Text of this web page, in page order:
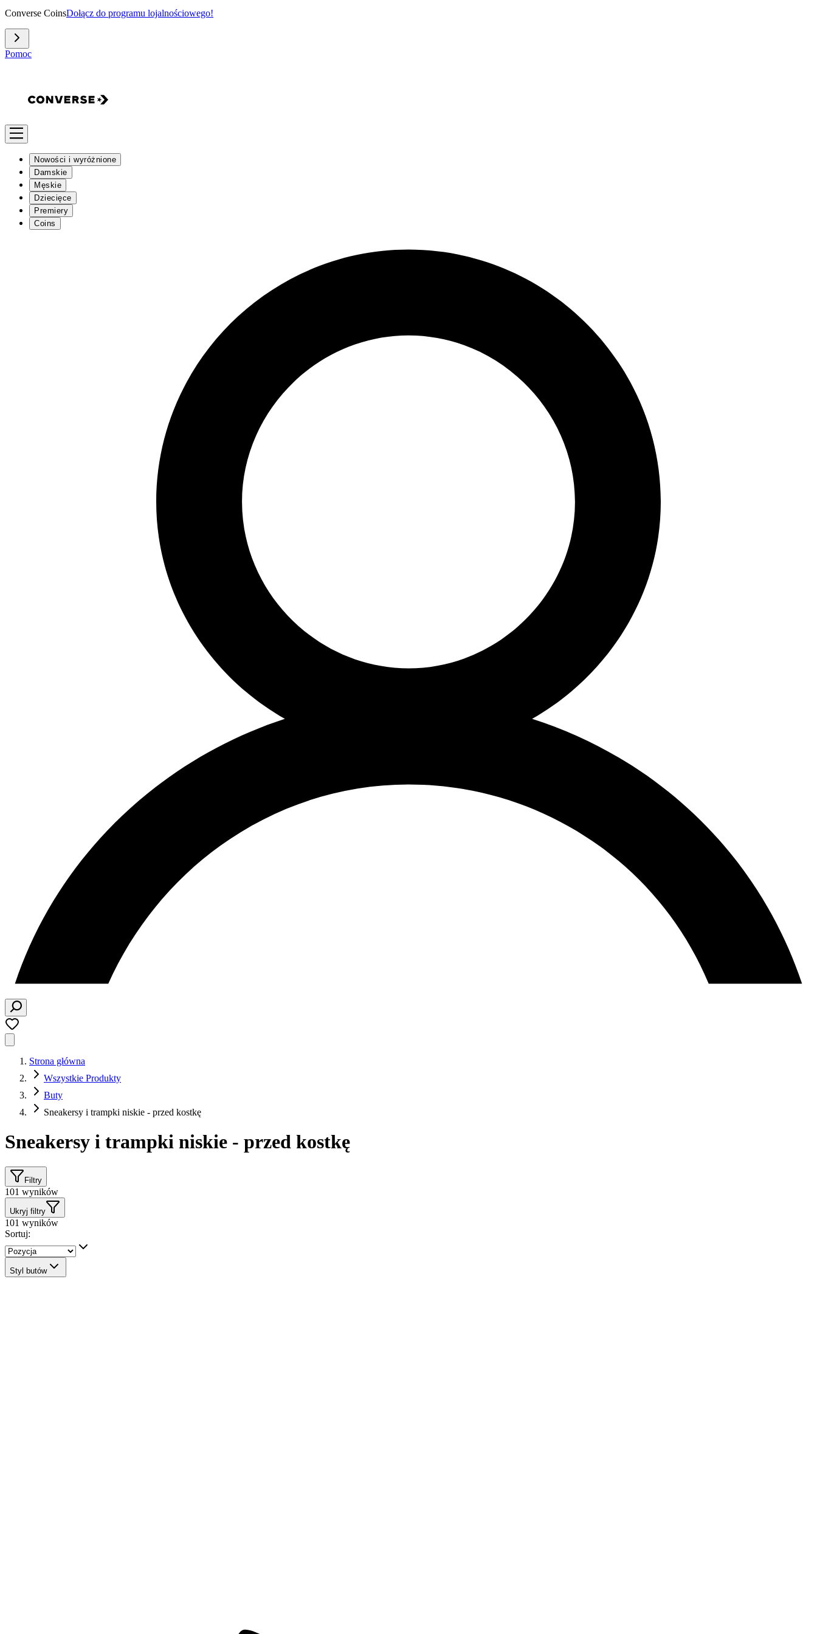
Converse CoinsDołącz do programu lojalnościowego!
Pomoc
Nowości i wyróżnione
Damskie
Męskie
Dziecięce
Premiery
Coins
Strona główna
Wszystkie Produkty
Buty
Sneakersy i trampki niskie - przed kostkę
Sneakersy i trampki niskie - przed kostkę
Filtry
101 wyników
Ukryj filtry
101 wyników
Sortuj:
Styl butów